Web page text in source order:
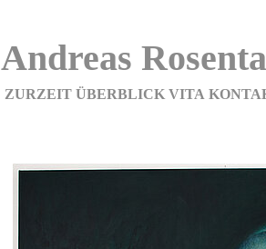
Andreas
ZURZEIT ÜBERBLICK VITA